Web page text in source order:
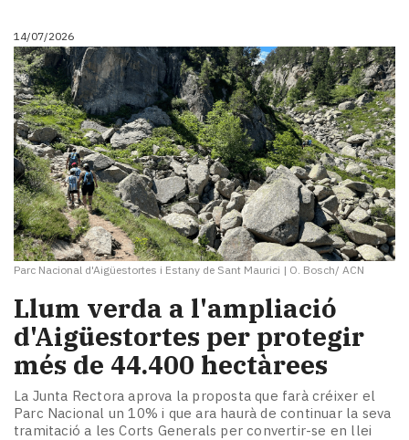
14/07/2026
Parc Nacional d'Aigüestortes i Estany de Sant Maurici | O. Bosch/ ACN
Llum verda a l'ampliació
d'Aigüestortes per protegir
més de 44.400 hectàrees
La Junta Rectora aprova la proposta que farà créixer el
Parc Nacional un 10% i que ara haurà de continuar la seva
tramitació a les Corts Generals per convertir-se en llei